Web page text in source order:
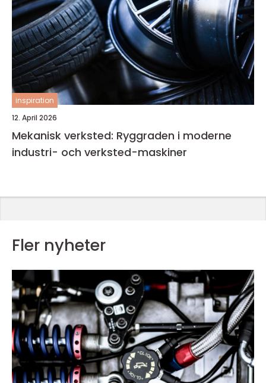
inspiration
12. April 2026
Mekanisk verksted: Ryggraden i moderne
industri- och verksted-maskiner
Fler nyheter